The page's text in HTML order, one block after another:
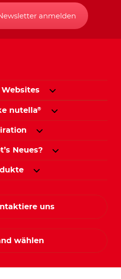
anmelden
Websites
nutella®
Neues?
uns
wählen